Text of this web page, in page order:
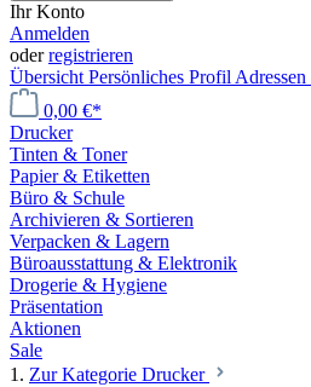
Ihr Konto
Anmelden
oderregistrieren
Übersicht Persönliches Profil Adressen
0,00 €*
Drucker
Tinten & Toner
Papier & Etiketten
Büro & Schule
Archivieren & Sortieren
Verpacken & Lagern
Büroausstattung & Elektronik
Drogerie & Hygiene
Präsentation
Aktionen
Sale
1. Zur Kategorie Drucker